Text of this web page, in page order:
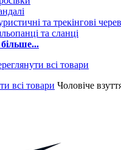
та трекінгові
та сланці
всі товари Чоловіче